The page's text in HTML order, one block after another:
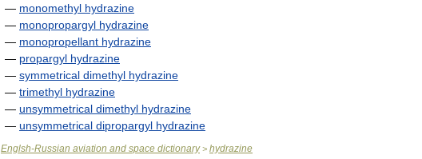
— monomethyl hydrazine
— monopropargyl hydrazine
— monopropellant hydrazine
— propargyl hydrazine
— symmetrical dimethyl hydrazine
— trimethyl hydrazine
— unsymmetrical dimethyl hydrazine
— unsymmetrical dipropargyl hydrazine
Englsh-Russian aviation and space dictionary> hydrazine